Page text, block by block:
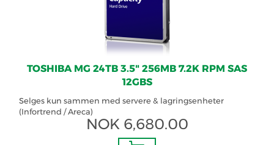
TOSHIBA MG 24TB 3.5" 256MB 7.2K RPM SAS
12GBS
Selges kun sammen med servere & lagringsenheter
(Infortrend / Areca)
NOK 6,680.00